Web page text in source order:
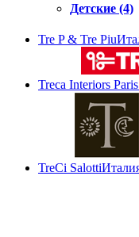
Детские (4)
Tre P & Tre Piu
Treca Interiors
TreCi Salotti